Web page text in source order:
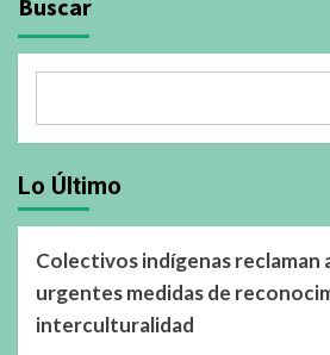
Buscar
Lo Último
Colectivos indígenas reclaman
urgentes medidas de
interculturalidad